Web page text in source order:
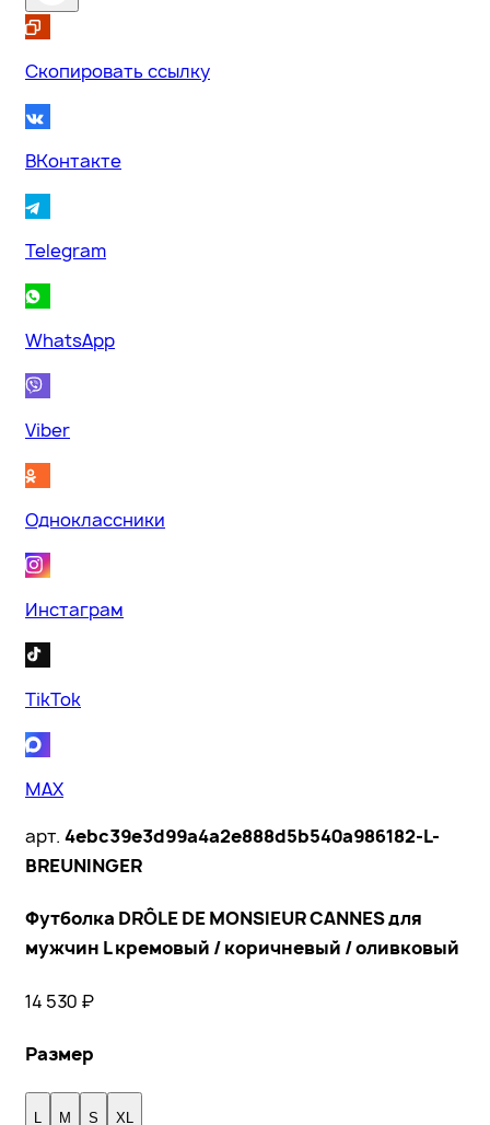
Скопировать ссылку
ВКонтакте
Telegram
WhatsApp
Viber
Одноклассники
Инстаграм
TikTok
MAX
арт. 4ebc39e3d99a4a2e888d5b540a986182-L-
BREUNINGER
Футболка DRÔLE DE MONSIEUR CANNES для
мужчин L кремовый / коричневый / оливковый
14 530 ₽
Размер
L M S XL